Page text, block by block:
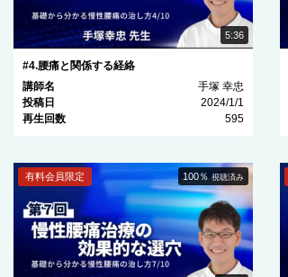
5:36
#4.腰痛と関係する経絡
講師名
手塚 幸忠
投稿日
2024/1/1
再生回数
595
100％ 視聴済み
有料会員限定